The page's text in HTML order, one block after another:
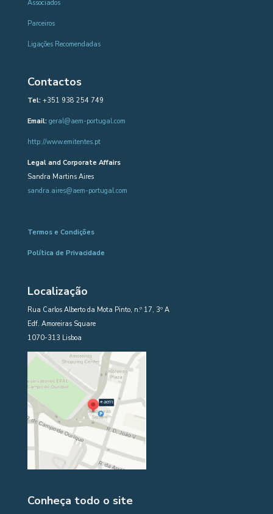
Associados
Parceiros
Ligações Recomendadas
Contactos
Tel:+351 938 254 749
Email: geral@aem-portugal.com
http://www.emitentes.pt
Legal and Corporate Affairs
Sandra Martins Aires
sandra.aires@aem-portugal.com
Termos e Condições
Política de Privacidade
Localização
Rua Carlos Alberto da Mota Pinto, n.º 17, 3º A
Edf. Amoreiras Square
1070-313 Lisboa
Conheça todo o site